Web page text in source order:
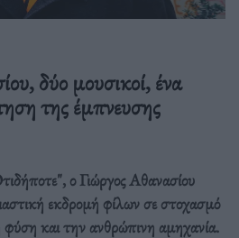
δύο μουσικοί, ένα
της έμπνευσης
ο Γιώργος Αθανασίου
εκδρομή φίλων σε στοχασμό
και την ανθρώπινη αμηχανία.